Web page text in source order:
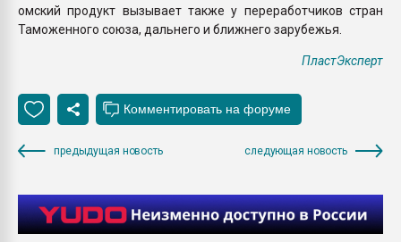
омский продукт вызывает также у переработчиков стран
Таможенного союза, дальнего и ближнего зарубежья.
ПластЭксперт
предыдущая новость следующая новость